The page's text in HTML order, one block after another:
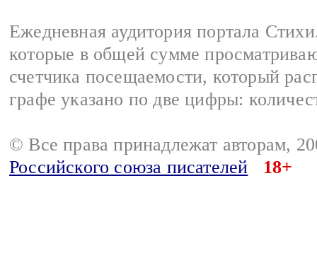
Ежедневная аудитория портала
которые в общей сумме
счетчика посещаемости, который
графе указано по две цифры:
© Все права принадлежат авторам,
Российского союза писателей
18+